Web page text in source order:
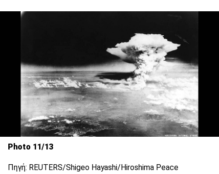
Photo 11/13
Πηγή: REUTERS/Shigeo Hayashi/Hiroshima Peace